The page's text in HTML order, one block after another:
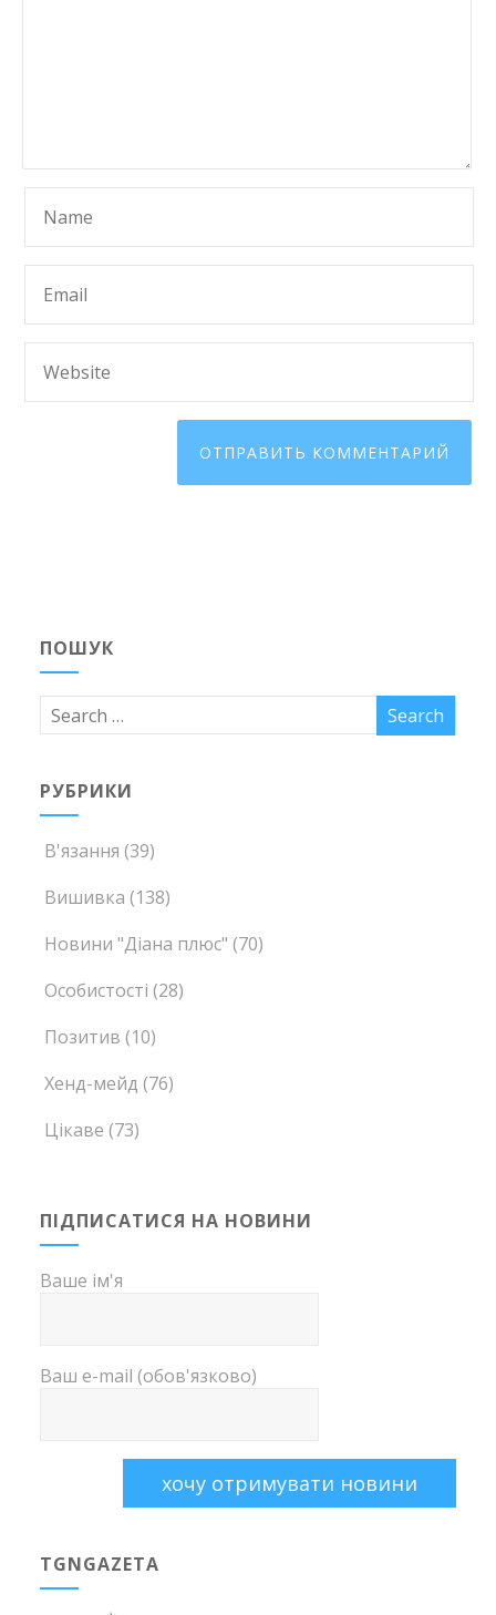
ПОШУК
РУБРИКИ
В'язання (39)
Вишивка (138)
Новини "Діана плюс" (70)
Особистості (28)
Позитив (10)
Хенд-мейд (76)
Цікаве (73)
ПІДПИСАТИСЯ НА НОВИНИ
Ваше ім'я
Ваш e-mail (обов'язково)
TGNGAZETA